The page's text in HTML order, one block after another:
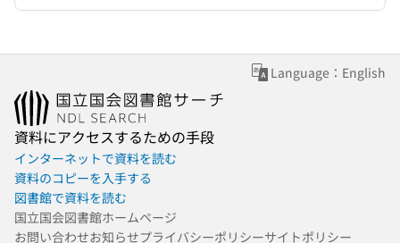
Language：English
資料にアクセスするための手段
インターネットで資料を読む
資料のコピーを入手する
図書館で資料を読む
国立国会図書館ホームページ
お問い合わせお知らせプライバシーポリシーサイトポリシー